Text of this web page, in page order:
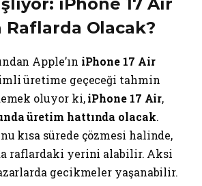
iPhone 17 Air
Raflarda Olacak?
Apple’ın iPhone 17 Air
üretime geçeceği tahmin
oluyor ki,iPhone 17 Air,
üretim hattında olacak.
kısa sürede çözmesi halinde,
raflardaki yerini alabilir. Aksi
gecikmeler yaşanabilir.